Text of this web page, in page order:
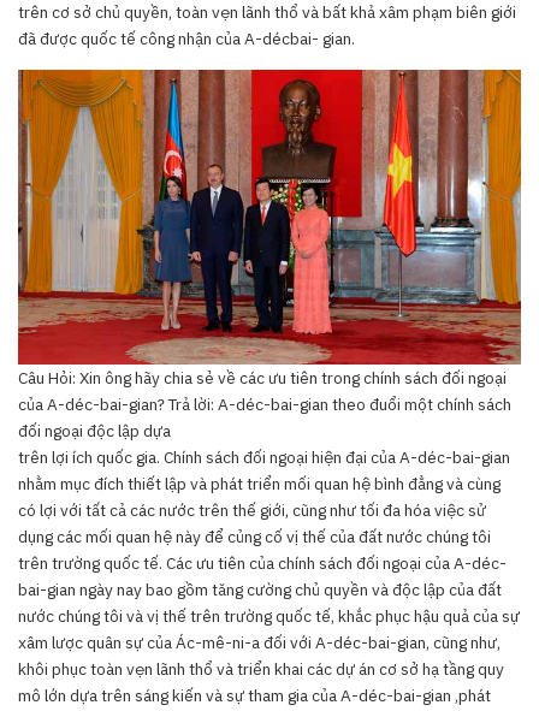
trên cơ sở chủ quyền, toàn vẹn lãnh thổ và bất khả xâm phạm biên giới
đã được quốc tế công nhận của A-décbai- gian.
Câu Hỏi: Xin ông hãy chia sẻ về các ưu tiên trong chính sách đối ngoại
của A-déc-bai-gian? Trả lời: A-déc-bai-gian theo đuổi một chính sách
đối ngoại độc lập dựa
trên lợi ích quốc gia. Chính sách đối ngoại hiện đại của A-déc-bai-gian
nhằm mục đích thiết lập và phát triển mối quan hệ bình đẳng và cùng
có lợi với tất cả các nước trên thế giới, cũng như tối đa hóa việc sử
dụng các mối quan hệ này để củng cố vị thế của đất nước chúng tôi
trên trường quốc tế. Các ưu tiên của chính sách đối ngoại của A-déc-
bai-gian ngày nay bao gồm tăng cường chủ quyền và độc lập của đất
nước chúng tôi và vị thế trên trường quốc tế, khắc phục hậu quả của sự
xâm lược quân sự của Ác-mê-ni-a đối với A-déc-bai-gian, cũng như,
khôi phục toàn vẹn lãnh thổ và triển khai các dự án cơ sở hạ tầng quy
mô lớn dựa trên sáng kiến và sự tham gia của A-déc-bai-gian ,phát